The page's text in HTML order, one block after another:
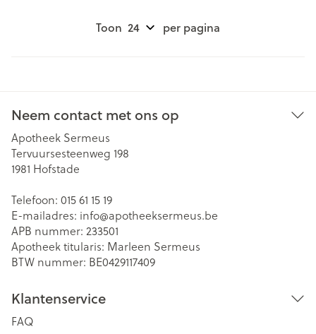
Toon per pagina
Neem contact met ons op
Apotheek Sermeus
Tervuursesteenweg 198
1981 Hofstade
Telefoon: 015 61 15 19
E-mailadres: info@apotheeksermeus.be
APB nummer: 233501
Apotheek titularis: Marleen Sermeus
BTW nummer: BE0429117409
Klantenservice
FAQ